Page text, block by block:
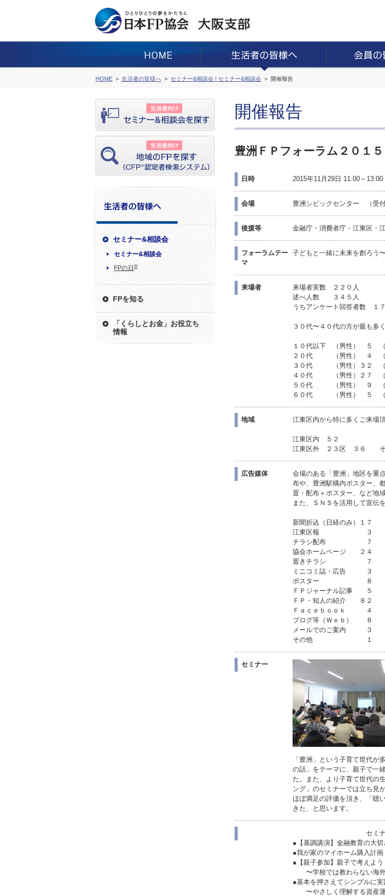
HOME 生活者の皆様へ セミナー&相談会 | セミナー&相談会 開催報告
セミナー&相談会
セミナー&相談会
FPの日 ®
FPを知る
「くらしとお金」お役立ち
情報
開催報告
豊洲ＦＰフォーラム２０１５
日時 2015年11月29日 11:00～13:00
会場 豊洲シビックセンター （受付
後援等 金融庁・消費者庁・江東区・
フォーラムテー
マ
子どもと一緒に未来を創ろう
来場者
来場者実数 ２２０人
述べ人数 ３４５人
うちアンケート回答者数 １
３０代〜４０代の方が最も多
１０代以下 （男性） ５
２０代 （男性） ４ （
３０代 （男性）３２ （
４０代 （男性）２７ （
５０代 （男性） ９ （
６０代 （男性） ５ （
地域 江東区内から特に多くご来場
江東区内 ５２
江東区外 ２３区 ３６ そ
広告媒体
会場のある「豊洲」地区を重
布や、豊洲駅構内ポスター、
置・配布＋ポスター、など地
また、ＳＮＳを活用して宣伝
新聞折込（日経のみ）１７
江東区報 ３
チラシ配布 ７
協会ホームページ ２４
置きチラシ ７
ミニコミ誌・広告 ３
ポスター ８
ＦＰジャーナル記事 ５
ＦＰ・知人の紹介 ８２
Ｆａｃｅｂｏｏｋ ４
ブログ等（Ｗｅｂ） ８
メールでのご案内 ３
その他 １
セミナー
「豊洲」という子育て世代
の話」をテーマに、親子で一
た。また、より子育て世代の
ング」のセミナーでは立ち見
ほぼ満足の評価を頂き、「聴
きた、と思います。
セミナー
●【基調講演】金融教育の大
●我が家のマイホーム購入
●【親子参加】親子で考えよ
〜学校では教わら
●基本を押さえてシンプルに実
〜やさしく理解